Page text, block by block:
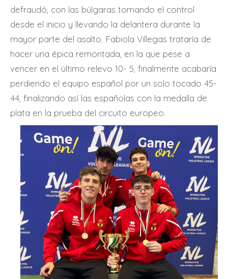
defraudó, con las búlgaras tomando el control
desde el inicio y llevando la delantera durante la
mayor parte del asalto. Fabiola Villegas trataría de
hacer una épica remontada, en la que pese a
vencer en el último relevo 10- 5, finalmente acabaría
perdiendo el equipo español por un solo tocado 45-
44, finalizando así las españolas con la medalla de
plata en la prueba del circuito europeo.